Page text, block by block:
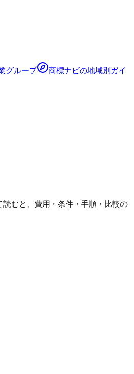
グループ 商標ナビの地域別ガイ
むと、費用・条件・手順・比較の